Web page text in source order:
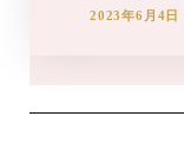
2023年6月4日